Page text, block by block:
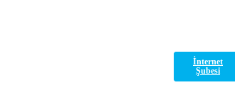
İnternet
Şubesi